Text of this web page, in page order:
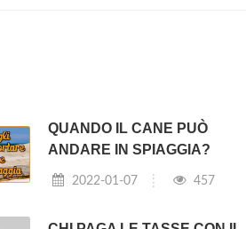
QUANDO IL CANE PUÒ
ANDARE IN SPIAGGIA?
2022-01-07 457